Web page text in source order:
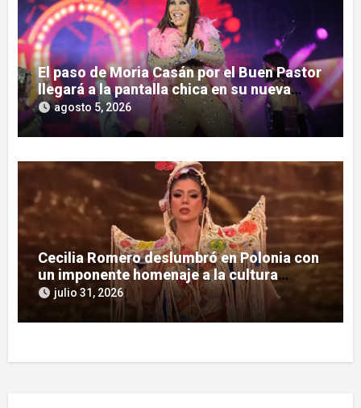
El paso de Moria Casán por el Buen Pastor
llegará a la pantalla chica en su nueva
serie documental
agosto 5, 2026
Cecilia Romero deslumbró en Polonia con
un imponente homenaje a la cultura
guaraní
julio 31, 2026